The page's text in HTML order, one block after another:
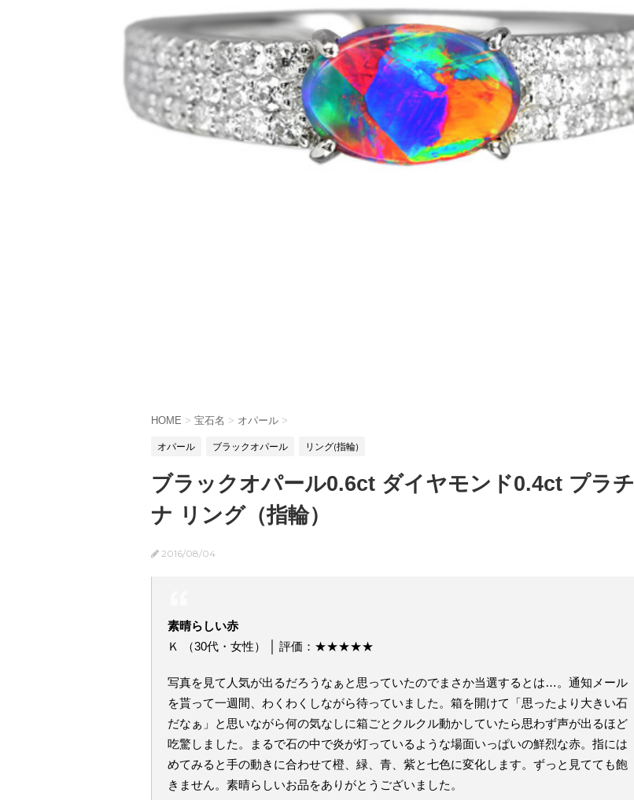
HOME > 宝石名 > オパール >
オパール ブラックオパール リング(指輪)
ブラックオパール0.6ct ダイヤモンド0.4ct プラチ
ナ リング（指輪）
2016/08/04
素晴らしい赤
Ｋ （30代・女性） │ 評価：★★★★★
写真を見て人気が出るだろうなぁと思っていたのでまさか当選するとは…。通知メール
を貰って一週間、わくわくしながら待っていました。箱を開けて「思ったより大きい石
だなぁ」と思いながら何の気なしに箱ごとクルクル動かしていたら思わず声が出るほど
吃驚しました。まるで石の中で炎が灯っているような場面いっぱいの鮮烈な赤。指には
めてみると手の動きに合わせて橙、緑、青、紫と七色に変化します。ずっと見てても飽
きません。素晴らしいお品をありがとうございました。